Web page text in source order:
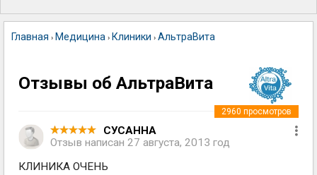
Главная › Медицина › Клиники › АльтраВита
Отзывы об АльтраВита
СУСАННА
Отзыв написан 27 августа, 2013 год
2960 просмотров
КЛИНИКА ОЧЕНЬ